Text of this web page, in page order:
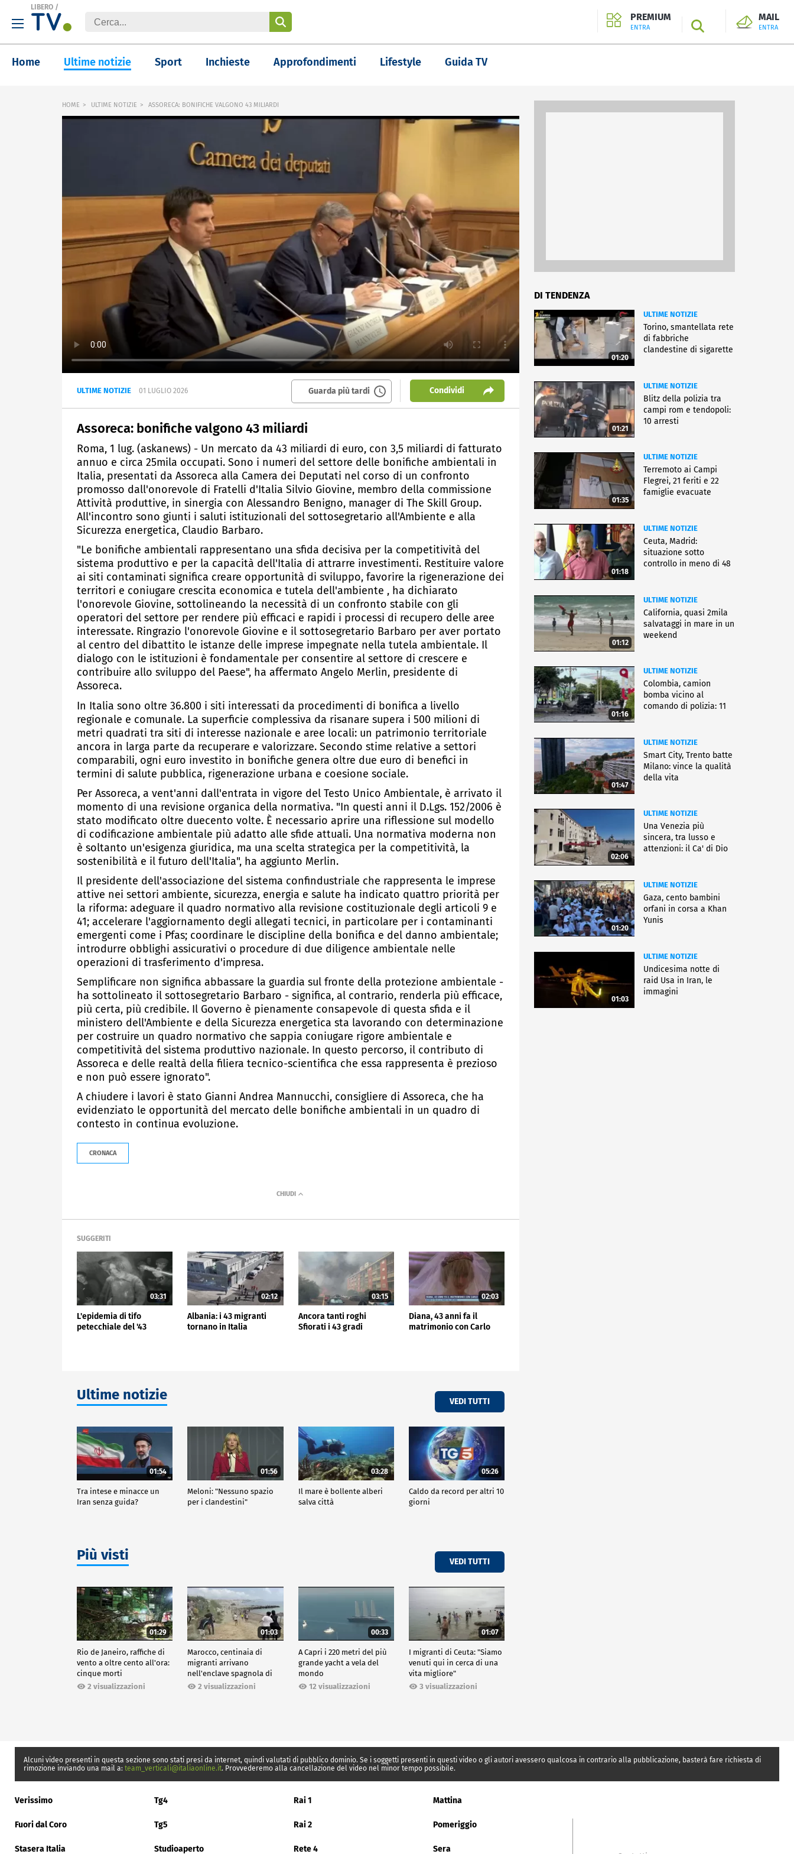
LIBERO /
PREMIUM
ENTRA SEARCH
MAIL
ENTRA
Home Ultime notizie Sport Inchieste Approfondimenti Lifestyle Guida TV
HOME ULTIME NOTIZIE ASSORECA: BONIFICHE VALGONO 43 MILIARDI
ULTIME NOTIZIE 01 LUGLIO 2026 Guarda più tardi Condividi
Assoreca: bonifiche valgono 43 miliardi
Roma, 1 lug. (askanews) - Un mercato da 43 miliardi di euro, con 3,5 miliardi di fatturato
annuo e circa 25mila occupati. Sono i numeri del settore delle bonifiche ambientali in
Italia, presentati da Assoreca alla Camera dei Deputati nel corso di un confronto
promosso dall'onorevole di Fratelli d'Italia Silvio Giovine, membro della commissione
Attività produttive, in sinergia con Alessandro Benigno, manager di The Skill Group.
All'incontro sono giunti i saluti istituzionali del sottosegretario all'Ambiente e alla
Sicurezza energetica, Claudio Barbaro.
"Le bonifiche ambientali rappresentano una sfida decisiva per la competitività del
sistema produttivo e per la capacità dell'Italia di attrarre investimenti. Restituire valore
ai siti contaminati significa creare opportunità di sviluppo, favorire la rigenerazione dei
territori e coniugare crescita economica e tutela dell'ambiente , ha dichiarato
l'onorevole Giovine, sottolineando la necessità di un confronto stabile con gli
operatori del settore per rendere più efficaci e rapidi i processi di recupero delle aree
interessate. Ringrazio l'onorevole Giovine e il sottosegretario Barbaro per aver portato
al centro del dibattito le istanze delle imprese impegnate nella tutela ambientale. Il
dialogo con le istituzioni è fondamentale per consentire al settore di crescere e
contribuire allo sviluppo del Paese", ha affermato Angelo Merlin, presidente di
Assoreca.
In Italia sono oltre 36.800 i siti interessati da procedimenti di bonifica a livello
regionale e comunale. La superficie complessiva da risanare supera i 500 milioni di
metri quadrati tra siti di interesse nazionale e aree locali: un patrimonio territoriale
ancora in larga parte da recuperare e valorizzare. Secondo stime relative a settori
comparabili, ogni euro investito in bonifiche genera oltre due euro di benefici in
termini di salute pubblica, rigenerazione urbana e coesione sociale.
Per Assoreca, a vent'anni dall'entrata in vigore del Testo Unico Ambientale, è arrivato il
momento di una revisione organica della normativa. "In questi anni il D.Lgs. 152/2006 è
stato modificato oltre duecento volte. È necessario aprire una riflessione sul modello
di codificazione ambientale più adatto alle sfide attuali. Una normativa moderna non
è soltanto un'esigenza giuridica, ma una scelta strategica per la competitività, la
sostenibilità e il futuro dell'Italia", ha aggiunto Merlin.
Il presidente dell'associazione del sistema confindustriale che rappresenta le imprese
attive nei settori ambiente, sicurezza, energia e salute ha indicato quattro priorità per
la riforma: adeguare il quadro normativo alla revisione costituzionale degli articoli 9 e
41; accelerare l'aggiornamento degli allegati tecnici, in particolare per i contaminanti
emergenti come i Pfas; coordinare le discipline della bonifica e del danno ambientale;
introdurre obblighi assicurativi o procedure di due diligence ambientale nelle
operazioni di trasferimento d'impresa.
Semplificare non significa abbassare la guardia sul fronte della protezione ambientale -
ha sottolineato il sottosegretario Barbaro - significa, al contrario, renderla più efficace,
più certa, più credibile. Il Governo è pienamente consapevole di questa sfida e il
ministero dell'Ambiente e della Sicurezza energetica sta lavorando con determinazione
per costruire un quadro normativo che sappia coniugare rigore ambientale e
competitività del sistema produttivo nazionale. In questo percorso, il contributo di
Assoreca e delle realtà della filiera tecnico-scientifica che essa rappresenta è prezioso
e non può essere ignorato".
A chiudere i lavori è stato Gianni Andrea Mannucchi, consigliere di Assoreca, che ha
evidenziato le opportunità del mercato delle bonifiche ambientali in un quadro di
contesto in continua evoluzione.
CRONACA
SUGGERITI
03:31
L'epidemia di tifo
petecchiale del '43
02:12
Albania: i 43 migranti
tornano in Italia
03:15
Ancora tanti roghi
Sfiorati i 43 gradi
02:03
Diana, 43 anni fa il
matrimonio con Carlo
Ultime notizie VEDI TUTTI
01:54
Tra intese e minacce un
Iran senza guida?
01:56
Meloni: "Nessuno spazio
per i clandestini"
03:28
Il mare è bollente alberi
salva città
05:26
Caldo da record per altri 10
giorni
Più visti VEDI TUTTI
01:29
Rio de Janeiro, raffiche di
vento a oltre cento all'ora:
cinque morti
2 visualizzazioni
01:03
Marocco, centinaia di
migranti arrivano
nell'enclave spagnola di
Ceuta2 visualizzazioni
00:33
A Capri i 220 metri del più
grande yacht a vela del
mondo
12 visualizzazioni
01:07
I migranti di Ceuta: "Siamo
venuti qui in cerca di una
vita migliore"
3 visualizzazioni
DI TENDENZA
01:20
ULTIME NOTIZIE
Torino, smantellata rete
di fabbriche
clandestine di sigarette
01:21
ULTIME NOTIZIE
Blitz della polizia tra
campi rom e tendopoli:
10 arresti
01:35
ULTIME NOTIZIE
Terremoto ai Campi
Flegrei, 21 feriti e 22
famiglie evacuate
01:18
ULTIME NOTIZIE
Ceuta, Madrid:
situazione sotto
controllo in meno di 48
01:12
ULTIME NOTIZIE
California, quasi 2mila
salvataggi in mare in un
weekend
01:16
ULTIME NOTIZIE
Colombia, camion
bomba vicino al
comando di polizia: 11
01:47
ULTIME NOTIZIE
Smart City, Trento batte
Milano: vince la qualità
della vita
02:06
ULTIME NOTIZIE
Una Venezia più
sincera, tra lusso e
attenzioni: il Ca' di Dio
01:20
ULTIME NOTIZIE
Gaza, cento bambini
orfani in corsa a Khan
Yunis
01:03
ULTIME NOTIZIE
Undicesima notte di
raid Usa in Iran, le
immagini
Alcuni video presenti in questa sezione sono stati presi da internet, quindi valutati di pubblico dominio. Se i soggetti presenti in questi video o gli autori avessero qualcosa in contrario alla pubblicazione, basterà fare richiesta di
rimozione inviando una mail a: team_verticali@italiaonline.it. Provvederemo alla cancellazione del video nel minor tempo possibile.
Verissimo Tg4 Rai 1 Mattina
Fuori dal Coro Tg5 Rai 2 Pomeriggio
Stasera Italia Studioaperto Rete 4 Sera